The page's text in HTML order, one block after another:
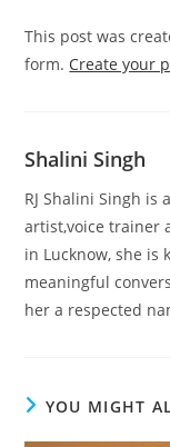
This post was
form. Create your
Shalini Singh
RJ Shalini Singh is
artist,voice trainer
in Lucknow, she
meaningful
her a respected
YOU MIGHT